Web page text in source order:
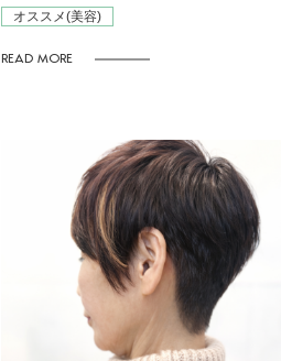
オススメ(美容)
READ MORE